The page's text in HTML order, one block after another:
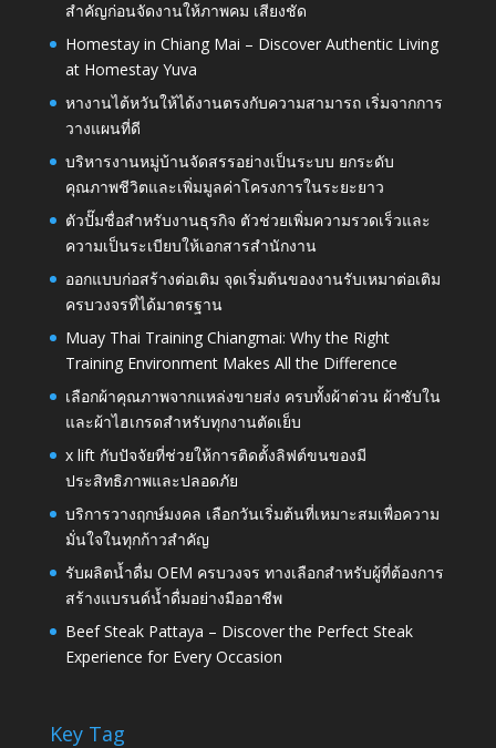
สำคัญก่อนจัดงานให้ภาพคม เสียงชัด
Homestay in Chiang Mai – Discover Authentic Living
at Homestay Yuva
หางานไต้หวันให้ได้งานตรงกับความสามารถ เริ่มจากการ
วางแผนที่ดี
บริหารงานหมู่บ้านจัดสรรอย่างเป็นระบบ ยกระดับ
คุณภาพชีวิตและเพิ่มมูลค่าโครงการในระยะยาว
ตัวปั๊มชื่อสำหรับงานธุรกิจ ตัวช่วยเพิ่มความรวดเร็วและ
ความเป็นระเบียบให้เอกสารสำนักงาน
ออกแบบก่อสร้างต่อเติม จุดเริ่มต้นของงานรับเหมาต่อเติม
ครบวงจรที่ได้มาตรฐาน
Muay Thai Training Chiangmai: Why the Right
Training Environment Makes All the Difference
เลือกผ้าคุณภาพจากแหล่งขายส่ง ครบทั้งผ้าต่วน ผ้าซับใน
และผ้าไฮเกรดสำหรับทุกงานตัดเย็บ
x lift กับปัจจัยที่ช่วยให้การติดตั้งลิฟต์ขนของมี
ประสิทธิภาพและปลอดภัย
บริการวางฤกษ์มงคล เลือกวันเริ่มต้นที่เหมาะสมเพื่อความ
มั่นใจในทุกก้าวสำคัญ
รับผลิตน้ำดื่ม OEM ครบวงจร ทางเลือกสำหรับผู้ที่ต้องการ
สร้างแบรนด์น้ำดื่มอย่างมืออาชีพ
Beef Steak Pattaya – Discover the Perfect Steak
Experience for Every Occasion
Key Tag